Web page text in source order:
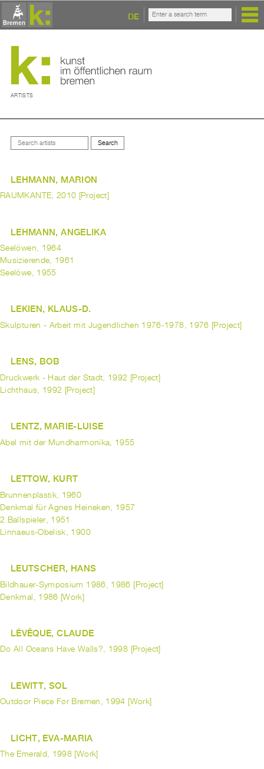
DE
ARTISTS
LEHMANN, MARION
RAUMKANTE, 2010 [Project]
LEHMANN, ANGELIKA
Seelöwen, 1964
Musizierende, 1961
Seelöwe, 1955
LEKIEN, KLAUS-D.
Skulpturen - Arbeit mit Jugendlichen 1976-1978, 1976 [Project]
LENS, BOB
Druckwerk - Haut der Stadt, 1992 [Project]
Lichthaus, 1992 [Project]
LENTZ, MARIE-LUISE
Abel mit der Mundharmonika, 1955
LETTOW, KURT
Brunnenplastik, 1960
Denkmal für Agnes Heineken, 1957
2 Ballspieler, 1951
Linnaeus-Obelisk, 1900
LEUTSCHER, HANS
Bildhauer-Symposium 1986, 1986 [Project]
Denkmal, 1986 [Work]
LÉVÊQUE, CLAUDE
Do All Oceans Have Walls?, 1998 [Project]
LEWITT, SOL
Outdoor Piece For Bremen, 1994 [Work]
LICHT, EVA-MARIA
The Emerald, 1998 [Work]